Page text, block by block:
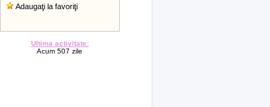
Adaugaţi la favoriţi
Ultima activitate:
Acum 507 zile